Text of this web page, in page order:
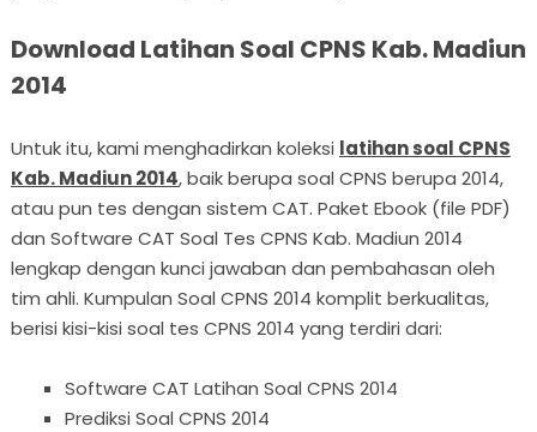
Download Latihan Soal CPNS Kab. Madiun
2014
Untuk itu, kami menghadirkan koleksi latihan soal CPNS
Kab. Madiun 2014, baik berupa soal CPNS berupa 2014,
atau pun tes dengan sistem CAT. Paket Ebook (file PDF)
dan Software CAT Soal Tes CPNS Kab. Madiun 2014
lengkap dengan kunci jawaban dan pembahasan oleh
tim ahli. Kumpulan Soal CPNS 2014 komplit berkualitas,
berisi kisi-kisi soal tes CPNS 2014 yang terdiri dari:
Software CAT Latihan Soal CPNS 2014
Prediksi Soal CPNS 2014